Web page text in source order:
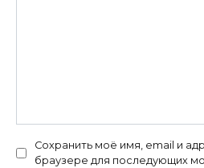
Сохранить моё имя, email и
браузере для последующих